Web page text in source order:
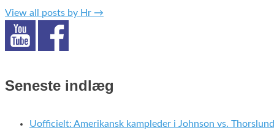
View all posts by Hr →
Seneste indlæg
Uofficielt: Amerikansk kampleder i Johnson vs. Thorslund